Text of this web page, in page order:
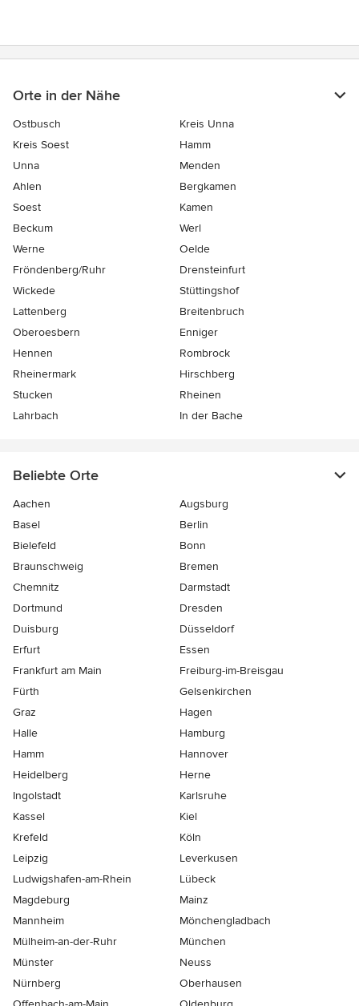
Orte in der Nähe
Ostbusch
Kreis Unna
Kreis Soest
Hamm
Unna
Menden
Ahlen
Bergkamen
Soest
Kamen
Beckum
Werl
Werne
Oelde
Fröndenberg/Ruhr
Drensteinfurt
Wickede
Stüttingshof
Lattenberg
Breitenbruch
Oberoesbern
Enniger
Hennen
Rombrock
Rheinermark
Hirschberg
Stucken
Rheinen
Lahrbach
In der Bache
Beliebte Orte
Aachen
Augsburg
Basel
Berlin
Bielefeld
Bonn
Braunschweig
Bremen
Chemnitz
Darmstadt
Dortmund
Dresden
Duisburg
Düsseldorf
Erfurt
Essen
Frankfurt am Main
Freiburg-im-Breisgau
Fürth
Gelsenkirchen
Graz
Hagen
Halle
Hamburg
Hamm
Hannover
Heidelberg
Herne
Ingolstadt
Karlsruhe
Kassel
Kiel
Krefeld
Köln
Leipzig
Leverkusen
Ludwigshafen-am-Rhein
Lübeck
Magdeburg
Mainz
Mannheim
Mönchen­gladbach
Mülheim-an-der-Ruhr
München
Münster
Neuss
Nürnberg
Oberhausen